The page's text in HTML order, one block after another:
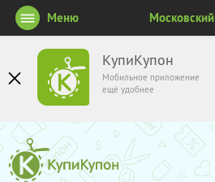
КупиКупон
Мобильное приложение
ещё удобнее
Меню Московский